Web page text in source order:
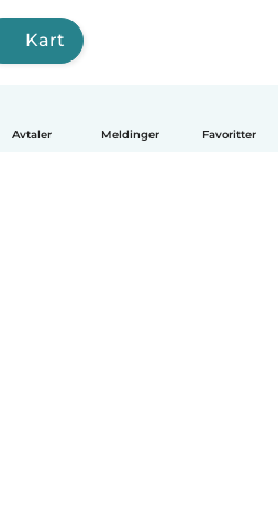
Avtaler Meldinger Favoritter
Kart